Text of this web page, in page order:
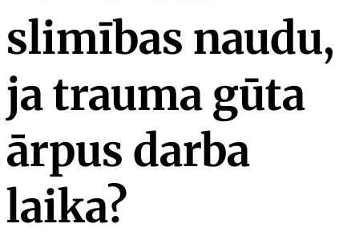
slimības naudu,
ja trauma gūta
ārpus darba
laika?